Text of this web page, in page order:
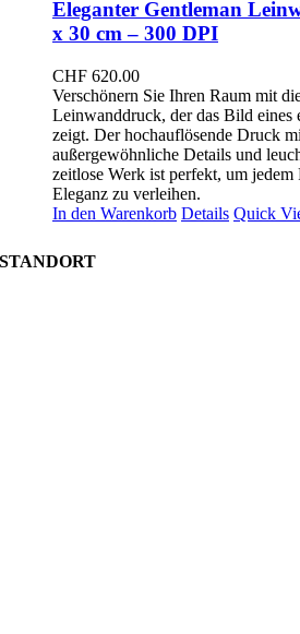
Eleganter Gentleman
x 30 cm – 300 DPI
CHF 620.00
Verschönern Sie Ihren Raum mit
Leinwanddruck, der das Bild eines
zeigt. Der hochauflösende Druck
außergewöhnliche Details und
zeitlose Werk ist perfekt, um
Eleganz zu verleihen.
In den Warenkorb Details Quick
STANDORT